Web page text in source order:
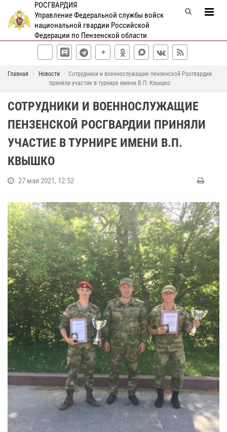
РОСГВАРДИЯ
Управление Федеральной службы войск
национальной гвардии Российской
Федерации по Пензенской области
Главная Новости
Сотрудники и военнослужащие пензенской Росгвардии
приняли участие в турнире имени В.П. Квышко
СОТРУДНИКИ И ВОЕННОСЛУЖАЩИЕ
ПЕНЗЕНСКОЙ РОСГВАРДИИ ПРИНЯЛИ
УЧАСТИЕ В ТУРНИРЕ ИМЕНИ В.П.
КВЫШКО
27 мая 2021, 12:52